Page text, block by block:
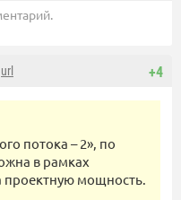
+4
url
потока – 2», по
в рамках
проектную мощность.